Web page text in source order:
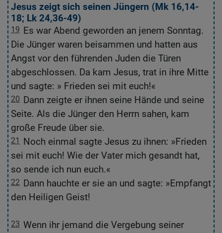
Jesus zeigt sich seinen Jüngern (Mk 16,14-
18; Lk 24,36-49)
19 Es war Abend geworden an jenem Sonntag.
Die Jünger waren beisammen und hatten aus
Angst vor den führenden Juden die Türen
abgeschlossen. Da kam Jesus, trat in ihre Mitte
und sagte: » Frieden sei mit euch!«
20 Dann zeigte er ihnen seine Hände und seine
Seite. Als die Jünger den Herrn sahen, kam
große Freude über sie.
21 Noch einmal sagte Jesus zu ihnen: »Frieden
sei mit euch! Wie der Vater mich gesandt hat,
so sende ich nun euch.«
22 Dann hauchte er sie an und sagte: »Empfangt
den Heiligen Geist!
23 Wenn ihr jemand die Vergebung seiner
19
20
21
22
23